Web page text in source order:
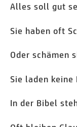
Alles soll gut
Sie haben oft
Oder schämen
Sie laden keine
In der Bibel